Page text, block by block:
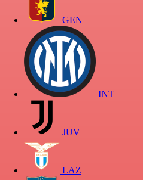
GEN
INT
JUV
LAZ